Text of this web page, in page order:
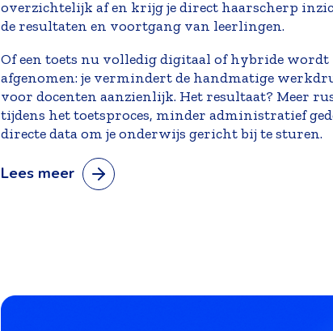
overzichtelijk af en krijg je direct haarscherp
de resultaten en voortgang van leerlingen.
Of een toets nu volledig digitaal of hybride wordt
afgenomen: je vermindert de handmatige
voor docenten aanzienlijk. Het resultaat? Meer
tijdens het toetsproces, minder administratief
directe data om je onderwijs gericht bij te sturen.
Lees meer